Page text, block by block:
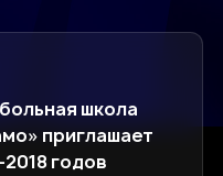
школа
приглашает
годов